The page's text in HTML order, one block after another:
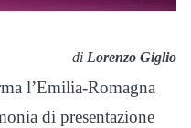
di Lorenzo Giglio
l’Emilia-Romagna
di presentazione